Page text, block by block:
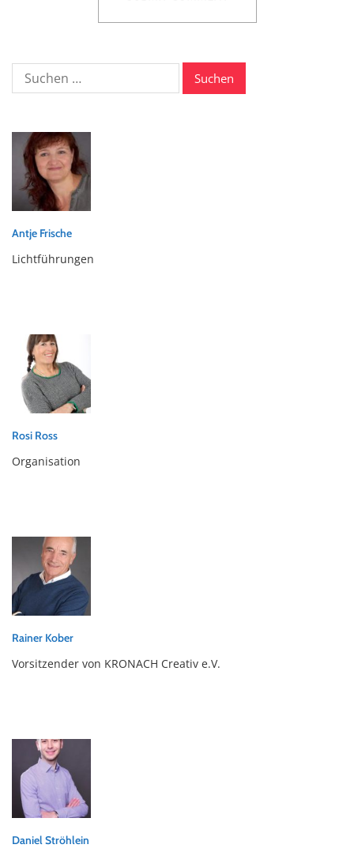
Suche
nach:
Antje Frische
Lichtführungen
Rosi Ross
Organisation
Rainer Kober
Vorsitzender von KRONACH Creativ e.V.
Daniel Ströhlein